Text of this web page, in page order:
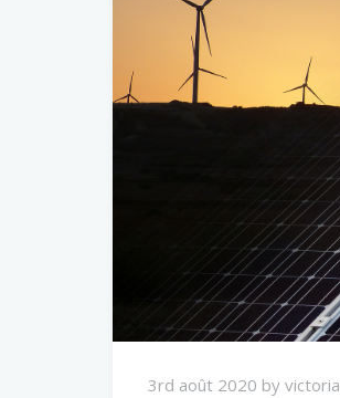
3rd août 2020 by victoria